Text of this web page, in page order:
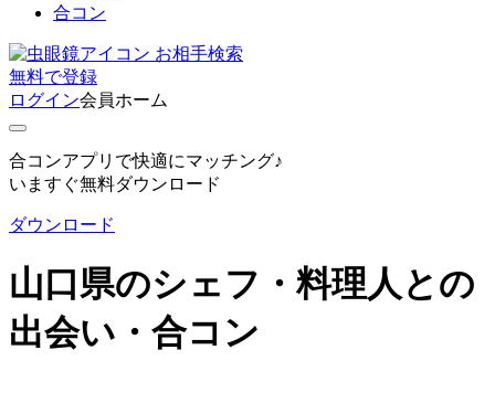
合コン
お相手検索
無料で登録
ログイン会員ホーム
合コンアプリで快適にマッチング♪
いますぐ無料ダウンロード
ダウンロード
山口県のシェフ・料理人との
出会い・合コン